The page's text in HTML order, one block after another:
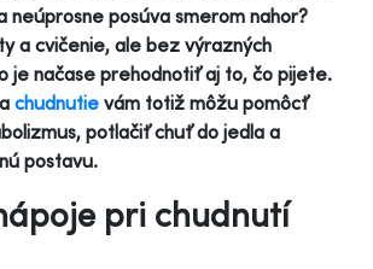
neúprosne posúva smerom nahor?
a cvičenie, ale bez výrazných
je načase prehodnotiť aj to, čo pijete.
chudnutie vám totiž môžu pomôcť
potlačiť chuť do jedla a
postavu.
pri chudnutí